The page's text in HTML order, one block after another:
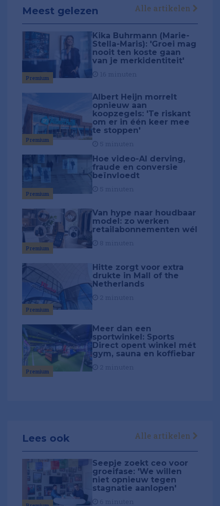
Meest gelezen Alle artikelen
Premium
Kika Buhrmann (Marie-
Stella-Maris): 'Groei mag
nooit ten koste gaan
van je merkidentiteit'
Premium
Albert Heijn morrelt
opnieuw aan
koopzegels: 'Te riskant
om er in één keer mee
te stoppen'
Premium
Hoe video-AI derving,
fraude en conversie
beïnvloedt
Premium
Van hype naar houdbaar
model: zo werken
retailabonnementen wél
Premium
Hitte zorgt voor extra
drukte in Mall of the
Netherlands
Premium
Meer dan een
sportwinkel: Sports
Direct opent winkel mét
gym, sauna en koffiebar
Lees ook Alle artikelen
Seepje zoekt ceo voor
groeifase: 'We willen
niet opnieuw tegen
stagnatie aanlopen'